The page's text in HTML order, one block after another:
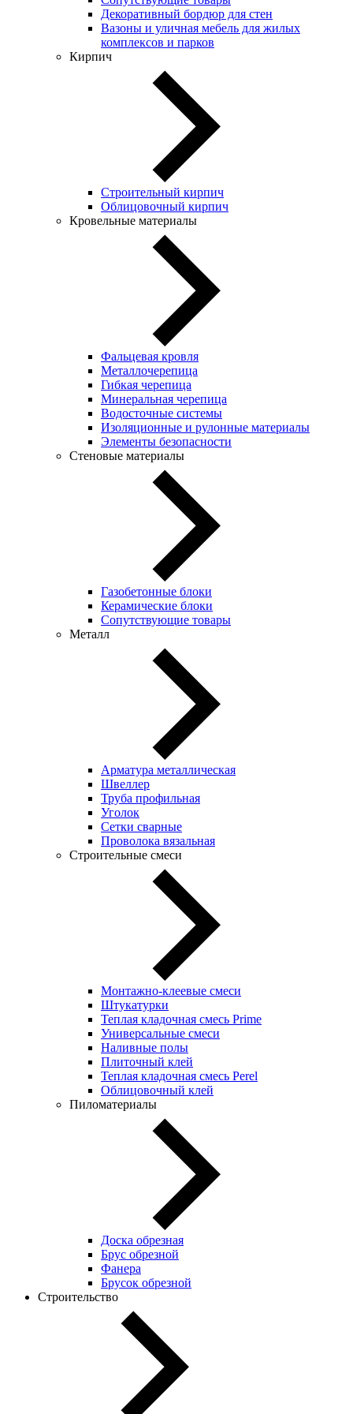
Декоративный бордюр для стен
Вазоны и уличная мебель для жилых
комплексов и парков
Кирпич
Строительный кирпич
Облицовочный кирпич
Кровельные материалы
Фальцевая кровля
Металлочерепица
Гибкая черепица
Минеральная черепица
Водосточные системы
Изоляционные и рулонные материалы
Элементы безопасности
Стеновые материалы
Газобетонные блоки
Керамические блоки
Сопутствующие товары
Металл
Арматура металлическая
Швеллер
Труба профильная
Уголок
Сетки сварные
Проволока вязальная
Строительные смеси
Монтажно-клеевые смеси
Штукатурки
Теплая кладочная смесь Prime
Универсальные смеси
Наливные полы
Плиточный клей
Теплая кладочная смесь Perel
Облицовочный клей
Пиломатериалы
Доска обрезная
Брус обрезной
Фанера
Брусок обрезной
Строительство